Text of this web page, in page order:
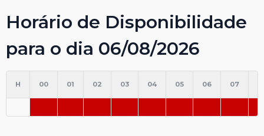
Horário de Disponibilidade
para o dia 06/08/2026
H 00 01 02 03 04 05 06 07